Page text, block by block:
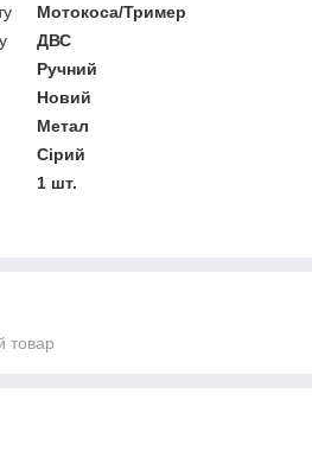
Мотокоса/Тример
ДВС
Ручний
Новий
Метал
Сірий
1 шт.
товар